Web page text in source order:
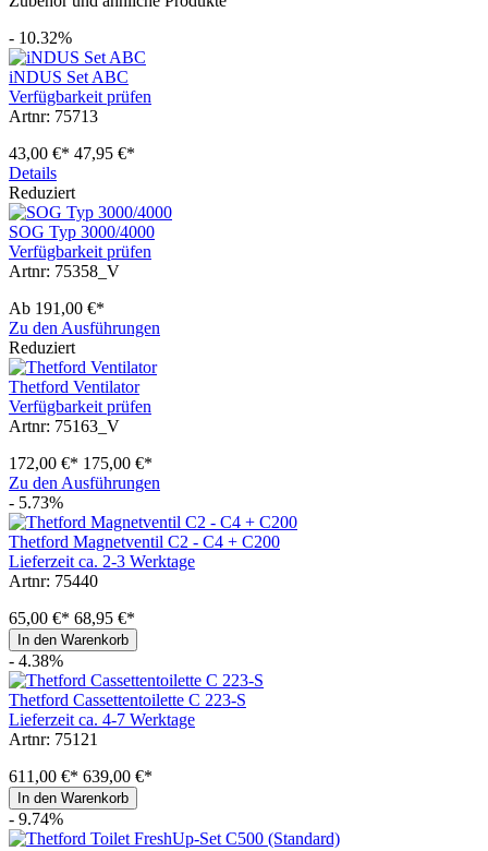
- 10.32%
iNDUS Set ABC
Verfügbarkeit prüfen
Artnr: 75713
43,00 €* 47,95 €*
Details
Reduziert
SOG Typ 3000/4000
Verfügbarkeit prüfen
Artnr: 75358_V
Ab 191,00 €*
Zu den Ausführungen
Reduziert
Thetford Ventilator
Verfügbarkeit prüfen
Artnr: 75163_V
172,00 €* 175,00 €*
Zu den Ausführungen
- 5.73%
Thetford Magnetventil C2 - C4 + C200
Lieferzeit ca. 2-3 Werktage
Artnr: 75440
65,00 €* 68,95 €*
In den Warenkorb
- 4.38%
Thetford Cassettentoilette C 223-S
Lieferzeit ca. 4-7 Werktage
Artnr: 75121
611,00 €* 639,00 €*
In den Warenkorb
- 9.74%